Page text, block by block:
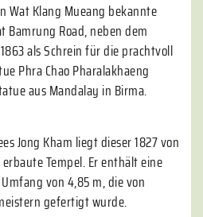
Wat Klang Mueang bekannte
Bamrung Road, neben dem
als Schrein für die prachtvoll
Phra Chao Pharalakhaeng
aus Mandalay in Birma.
Jong Kham liegt dieser 1827 von
Tempel. Er enthält eine
von 4,85 m, die von
gefertigt wurde.